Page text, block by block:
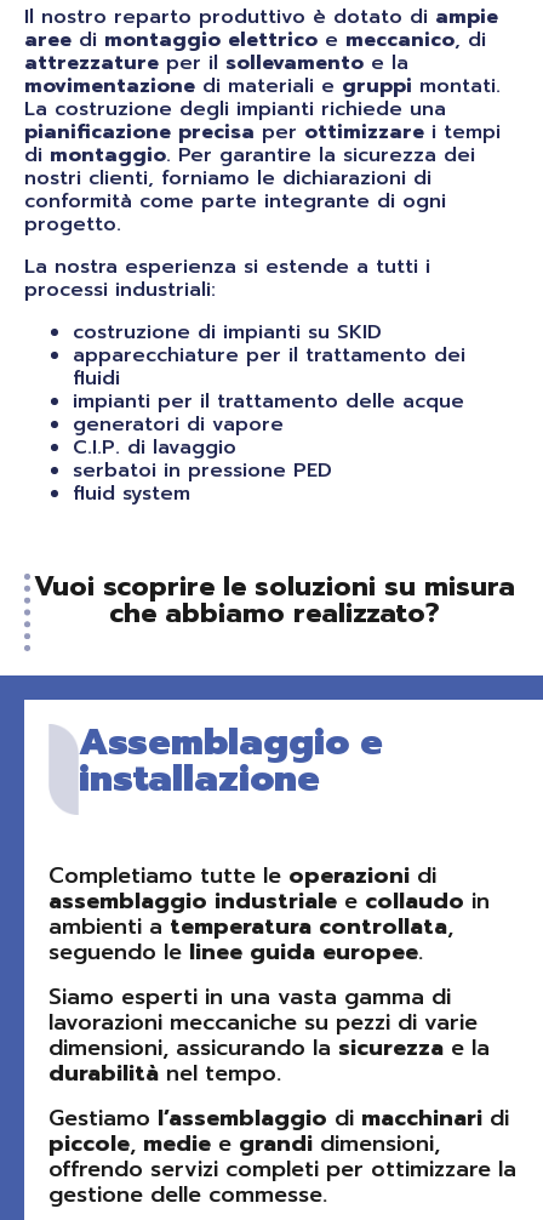
Il nostro reparto produttivo è dotato di ampie
aree di montaggio elettrico e meccanico, di
attrezzature per il sollevamento e la
movimentazione di materiali e gruppi montati.
La costruzione degli impianti richiede una
pianificazione precisa per ottimizzare i tempi
di montaggio. Per garantire la sicurezza dei
nostri clienti, forniamo le dichiarazioni di
conformità come parte integrante di ogni
progetto.
La nostra esperienza si estende a tutti i
processi industriali:
costruzione di impianti su SKID
apparecchiature per il trattamento dei
fluidi
impianti per il trattamento delle acque
generatori di vapore
C.I.P. di lavaggio
serbatoi in pressione PED
fluid system
Vuoi scoprire le soluzioni su misura
che abbiamo realizzato?
Assemblaggio e
installazione
Completiamo tutte le operazioni di
assemblaggio industriale e collaudo in
ambienti a temperatura controllata,
seguendo le linee guida europee.
Siamo esperti in una vasta gamma di
lavorazioni meccaniche su pezzi di varie
dimensioni, assicurando la sicurezza e la
durabilità nel tempo.
Gestiamo l’assemblaggio di macchinari di
piccole, medie e grandi dimensioni,
offrendo servizi completi per ottimizzare la
gestione delle commesse.